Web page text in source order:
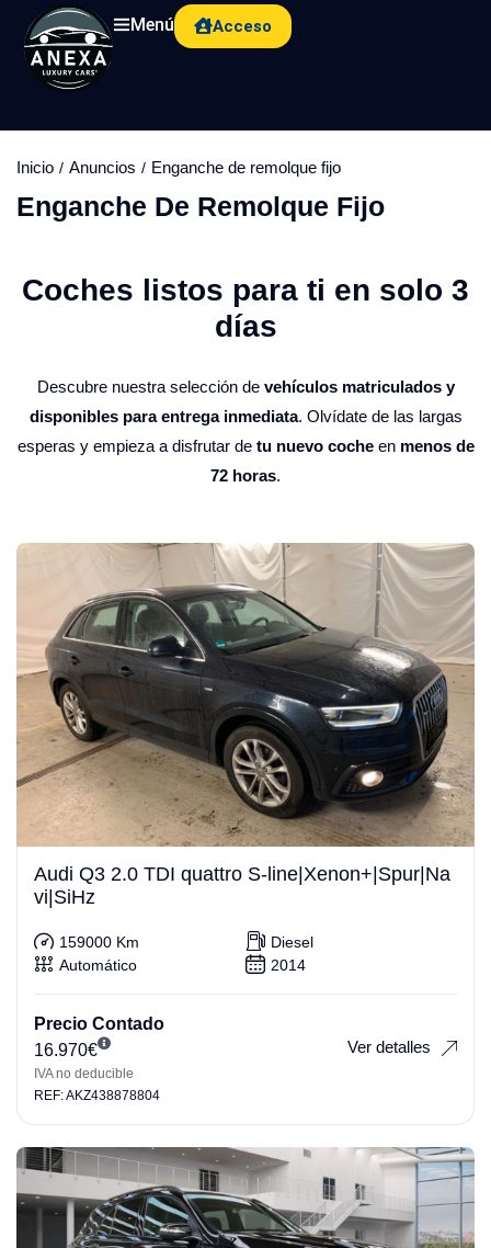
Menú Acceso
Inicio Anuncios Enganche de remolque fijo
Enganche De Remolque Fijo
Coches listos para ti en solo 3
días​
Descubre nuestra selección de vehículos matriculados y
disponibles para entrega inmediata. Olvídate de las largas
esperas y empieza a disfrutar de tu nuevo cocheen menos de
72 horas.
Audi Q3 2.0 TDI quattro S-line|Xenon+|Spur|Na
vi|SiHz
159000 Km
Diesel
Automático
2014
Precio Contado
16.970€
IVA no deducible
Ver detalles
REF: AKZ438878804